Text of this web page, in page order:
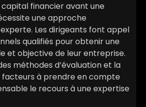
capital financier avant une
une approche
Les dirigeants font appel
qualifiés pour obtenir une
et objective de leur entreprise.
méthodes d’évaluation et la
à prendre en compte
le recours à une expertise